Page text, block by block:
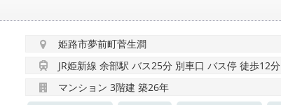
姫路市夢前町菅生澗
JR姫新線 余部駅 バス25分 別車口 バス停 徒歩12分
マンション 3階建 築26年